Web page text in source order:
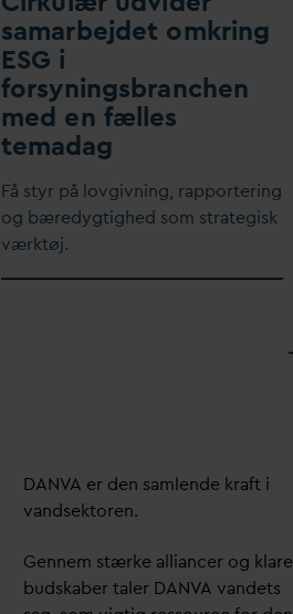
samarbejdet omkring
ESG i
forsyningsbranchen
med en fælles
temadag
Få styr på lovgivning, rapportering
og bæredygtighed som strategisk
værktøj.
DANVA er den samlende kraft i
vandsektoren.
Gennem stærke alliancer og klare
budskaber taler DANVA vandets